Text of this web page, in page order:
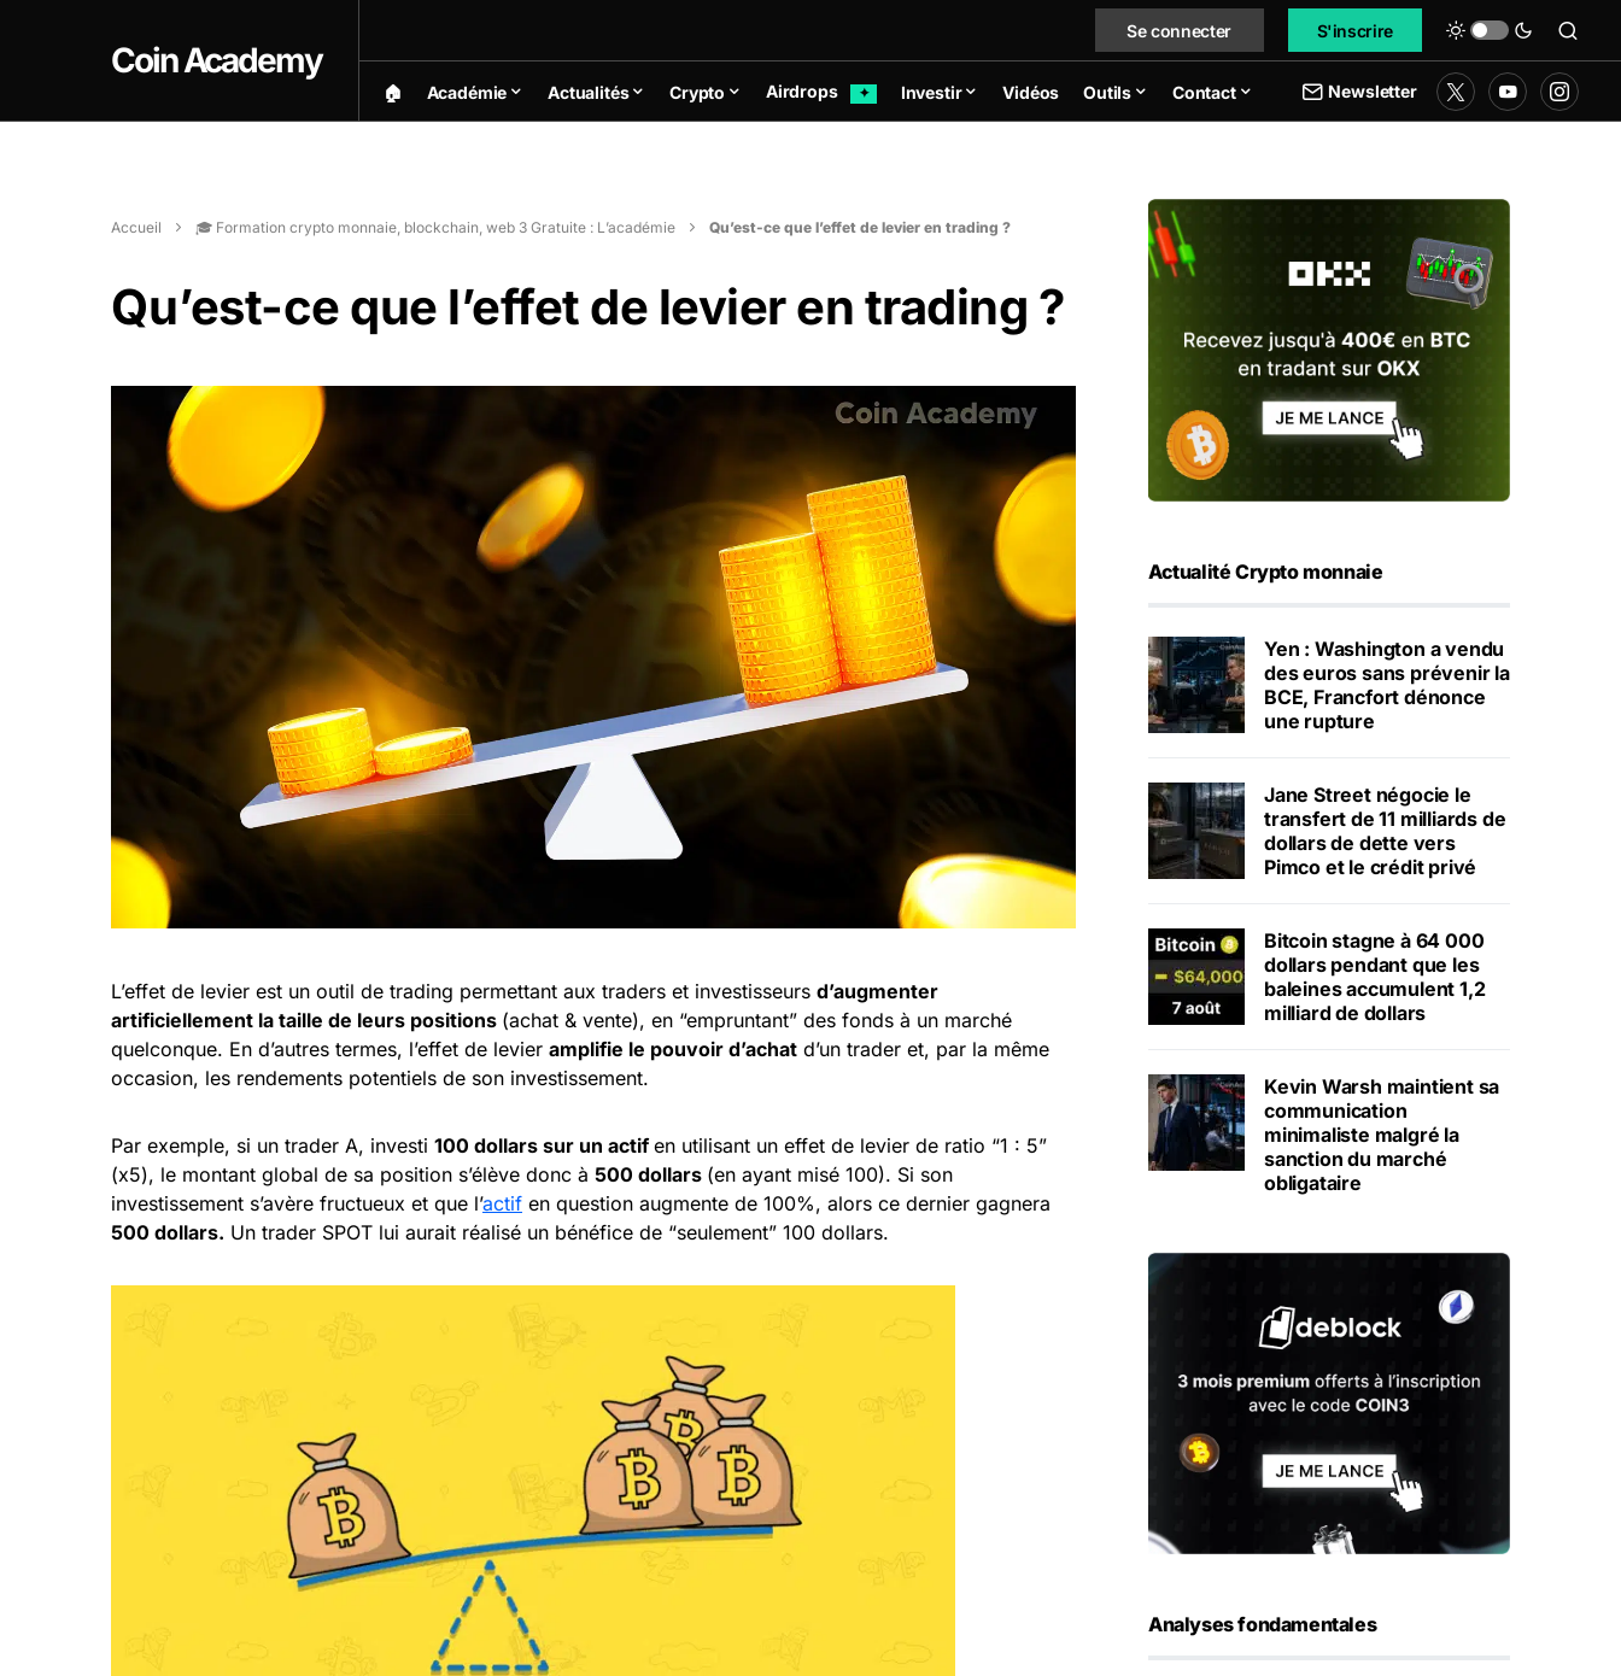
Coin Academy
Se connecter S'inscrire
🏠︎ Académie Actualités Crypto Airdrops ✦ Investir Vidéos Outils Contact Newsletter
Accueil 🎓 Formation crypto monnaie, blockchain, web 3 Gratuite : L’académie Qu’est-ce que l’effet de levier en trading ?
Qu’est-ce que l’effet de levier en trading ?
L’effet de levier est un outil de trading permettant aux traders et investisseurs d’augmenter
artificiellement la taille de leurs positions (achat & vente), en “empruntant” des fonds à un marché
quelconque. En d’autres termes, l’effet de levier amplifie le pouvoir d’achat d’un trader et, par la même
occasion, les rendements potentiels de son investissement.
Par exemple, si un trader A, investi 100 dollars sur un actifen utilisant un effet de levier de ratio “1 : 5”
(x5), le montant global de sa position s’élève donc à 500 dollars (en ayant misé 100). Si son
investissement s’avère fructueux et que l’actif en question augmente de 100%, alors ce dernier gagnera
500 dollars. Un trader SPOT lui aurait réalisé un bénéfice de “seulement” 100 dollars.
Actualité Crypto monnaie
Yen : Washington a vendu
des euros sans prévenir la
BCE, Francfort dénonce
une rupture
Jane Street négocie le
transfert de 11 milliards de
dollars de dette vers
Pimco et le crédit privé
Bitcoin stagne à 64 000
dollars pendant que les
baleines accumulent 1,2
milliard de dollars
Kevin Warsh maintient sa
communication
minimaliste malgré la
sanction du marché
obligataire
Analyses fondamentales